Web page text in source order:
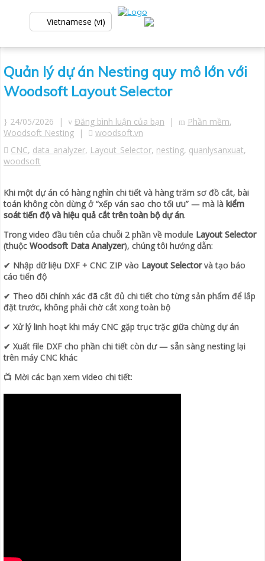
Quản lý dự án Nesting quy mô lớn với
Woodsoft Layout Selector
24/05/2026 | Đăng bình luận của bạn | Phần mềm,
Woodsoft Nesting |
woodsoft.vn
CNC, data_analyzer, Layout_Selector, nesting, quanlysanxuat,
woodsoft
Khi một dự án có hàng nghìn chi tiết và hàng trăm sơ đồ cắt, bài
toán không còn dừng ở “xếp ván sao cho tối ưu” — mà là kiểm
soát tiến độ và hiệu quả cắt trên toàn bộ dự án.
Trong video đầu tiên của chuỗi 2 phần về module Layout Selector
(thuộc Woodsoft Data Analyzer), chúng tôi hướng dẫn:
✔ Nhập dữ liệu DXF + CNC ZIP vào Layout Selectorvà tạo báo
cáo tiến độ
✔ Theo dõi chính xác đã cắt đủ chi tiết cho từng sản phẩm để lắp
đặt trước, không phải chờ cắt xong toàn bộ
✔ Xử lý linh hoạt khi máy CNC gặp trục trặc giữa chừng dự án
✔ Xuất file DXF cho phần chi tiết còn dư — sẵn sàng nesting lại
trên máy CNC khác
📺 Mời các bạn xem video chi tiết:
Vietnamese (vi)